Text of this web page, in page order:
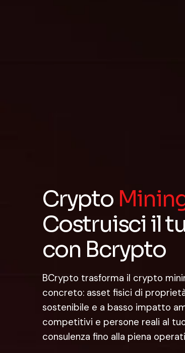
Crypto
Costruisci il
con Bcrypto
BCrypto trasforma il crypto
concreto: asset fisici di
sostenibile e a basso impatto
competitivi e persone reali al
consulenza fino alla piena